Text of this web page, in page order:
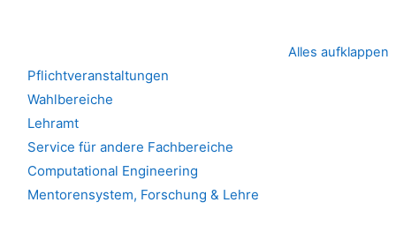
Alles aufklappen
Pflichtveranstaltungen
Wahlbereiche
Lehramt
Service für andere Fachbereiche
Computational Engineering
Mentorensystem, Forschung & Lehre